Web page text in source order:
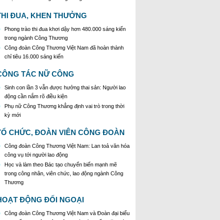
tướng Chính phủ về tăng cường công tác phòng,
tàng trữ, sử dụng trái phép thuốc lá trong tình hình
mới
ĐUA, KHEN THƯỞNG
Phong trào thi đua khơi dậy hơn 480.000 sáng kiến
trong ngành Công Thương
Công đoàn Công Thương Việt Nam đã hoàn thành
chỉ tiêu 16.000 sáng kiến
TÁC NỮ CÔNG
Sinh con lần 3 vẫn được hưởng thai sản: Người lao
động cần nắm rõ điều kiện
Phụ nữ Công Thương khẳng định vai trò trong thời
kỳ mới
CHỨC, ĐOÀN VIÊN CÔNG ĐOÀN
Công đoàn Công Thương Việt Nam: Lan toả văn hóa
công vụ tới người lao động
Học và làm theo Bác tạo chuyển biến mạnh mẽ
trong công nhân, viên chức, lao động ngành Công
Thương
ĐỘNG ĐỐI NGOẠI
Công đoàn Công Thương Việt Nam và Đoàn đại biểu